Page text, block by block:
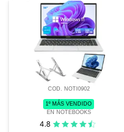
COD. NOTI0902
1º MÁS VENDIDO
EN NOTEBOOKS
4.8